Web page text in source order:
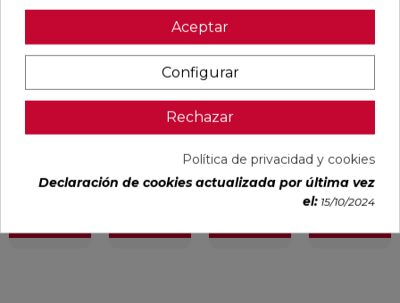
NATURAL
120X240
Ref:
Baldocer
PVP
PULIDO
120X240
RECTIFICADO
Ref:
Baldocer
PVP
incl.)
IMPULSE
WHITE MATE
31,6X100
RECTIFICADO
Ref:
Colorker
PVP
36,18 €
/m²
(IVA
incl.)
BLANCO
GLOSS
Ref:
Colorker
PVP
25,29 €
/m²
incl.)
Aceptar
Configurar
Rechazar
Política de privacidad y cookies
Declaración de cookies actualizada por última vez
el: 15/10/2024